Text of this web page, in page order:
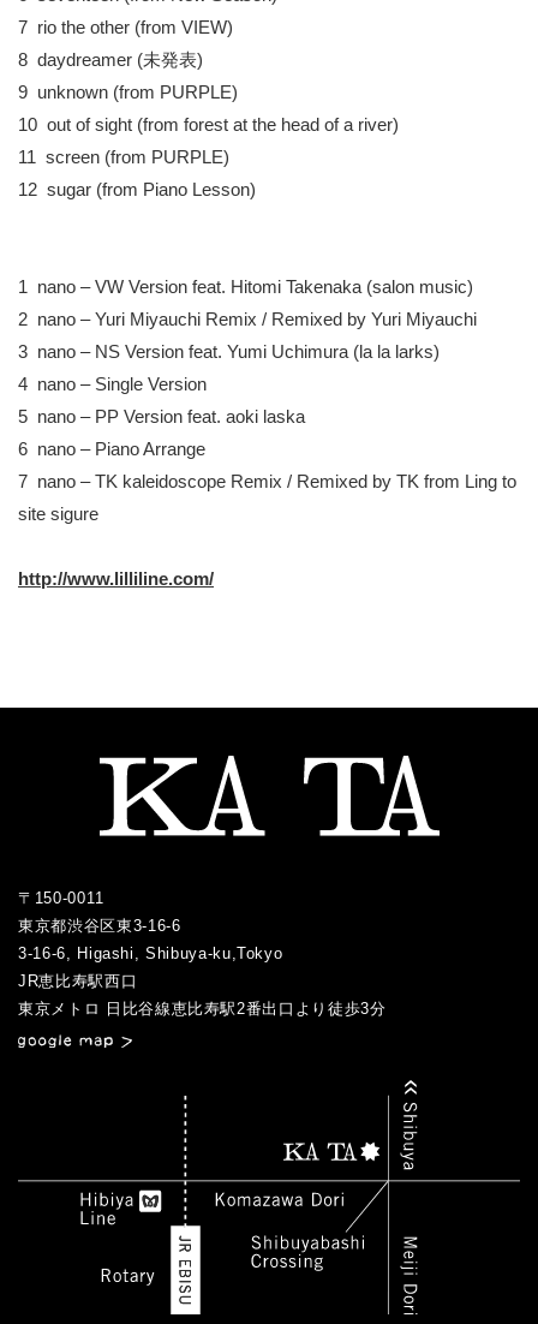
7 rio the other (from VIEW)
8 daydreamer (未発表)
9 unknown (from PURPLE)
10 out of sight (from forest at the head of a river)
11 screen (from PURPLE)
12 sugar (from Piano Lesson)
1 nano – VW Version feat. Hitomi Takenaka (salon music)
2 nano – Yuri Miyauchi Remix / Remixed by Yuri Miyauchi
3 nano – NS Version feat. Yumi Uchimura (la la larks)
4 nano – Single Version
5 nano – PP Version feat. aoki laska
6 nano – Piano Arrange
7 nano – TK kaleidoscope Remix / Remixed by TK from Ling to
site sigure
http://www.lilliline.com/
〒150-0011
東京都渋谷区東3-16-6
3-16-6, Higashi, Shibuya-ku,Tokyo
JR恵比寿駅西口
／
東京メトロ 日比谷線恵比寿駅2番出口より徒歩3分